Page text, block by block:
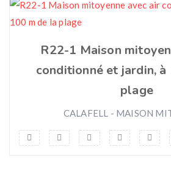
R22-1 Maison
conditionné et jardin, à
plage
CALAFELL - MAISON